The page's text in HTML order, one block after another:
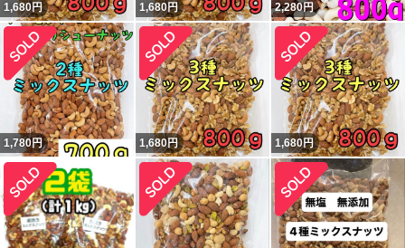
1,680円 1,680円 2,280円
1,780円 1,680円 1,680円